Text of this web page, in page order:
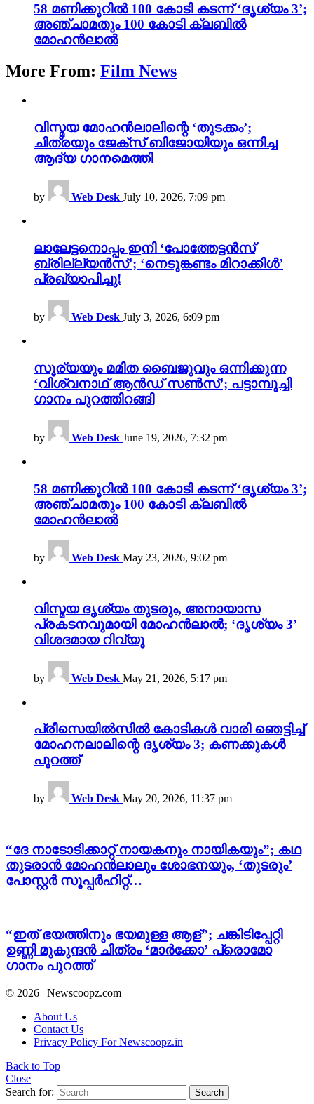
58 മണിക്കൂറിൽ 100 കോടി കടന്ന് ‘ദൃശ്യം 3’;
അഞ്ചാമതും 100 കോടി ക്ലബിൽ
മോഹൻലാൽ
More From: Film News
വിസ്മയ മോഹൻലാലിന്റെ ‘തുടക്കം’;
ചിത്രയും ജേക്സ് ബിജോയിയും ഒന്നിച്ച
ആദ്യ ഗാനമെത്തി
by Web Desk July 10, 2026, 7:09 pm
ലാലേട്ടനൊപ്പം ഇനി ‘പോത്തേട്ടൻസ്
ബ്രില്ല്യൻസ്’; ‘നെടുങ്കണ്ടം മിറാക്കിൾ’
പ്രഖ്യാപിച്ചു!
by Web Desk July 3, 2026, 6:09 pm
സൂര്യയും മമിത ബൈജുവും ഒന്നിക്കുന്ന
‘വിശ്വനാഥ് ആൻഡ് സൺസ്’; പട്ടാമ്പൂച്ചി
ഗാനം പുറത്തിറങ്ങി
by Web Desk June 19, 2026, 7:32 pm
58 മണിക്കൂറിൽ 100 കോടി കടന്ന് ‘ദൃശ്യം 3’;
അഞ്ചാമതും 100 കോടി ക്ലബിൽ
മോഹൻലാൽ
by Web Desk May 23, 2026, 9:02 pm
വിസ്മയ ദൃശ്യം തുടരും, അനായാസ
പ്രകടനവുമായി മോഹൻലാൽ; ‘ദൃശ്യം 3’
വിശദമായ റിവ്യൂ
by Web Desk May 21, 2026, 5:17 pm
പ്രീസെയിൽസിൽ കോടികൾ വാരി ഞെട്ടിച്ച്
മോഹനലാലിന്റെ ദൃശ്യം 3; കണക്കുകൾ
പുറത്ത്
by Web Desk May 20, 2026, 11:37 pm
“ദേ നാടോടിക്കാറ്റ് നായകനും നായികയും”; കഥ
തുടരാൻ മോഹൻലാലും ശോഭനയും, ‘തുടരും’
പോസ്റ്റർ സൂപ്പർഹിറ്റ്…
“ഇത് ഭയത്തിനും ഭയമുള്ള ആള്”; ചങ്കിടിപ്പേറ്റി
ഉണ്ണി മുകുന്ദൻ ചിത്രം ‘മാർക്കോ’ പ്രൊമോ
ഗാനം പുറത്ത്
© 2026 | Newscoopz.com
About Us
Contact Us
Privacy Policy For Newscoopz.in
Back to Top
Close
Search for:
Search